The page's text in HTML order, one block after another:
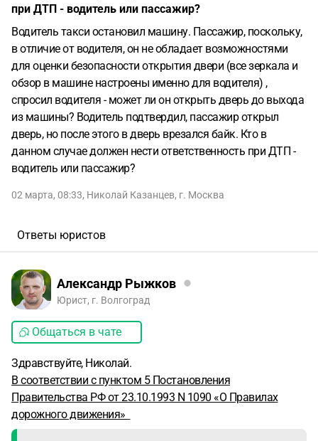
при ДТП - водитель или пассажир?
Водитель такси остановил машину. Пассажир, поскольку,
в отличие от водителя, он не обладает возможностями
для оценки безопасности открытия двери (все зеркала и
обзор в машине настроены именно для водителя) ,
спросил водителя - может ли он открыть дверь до выхода
из машины? Водитель подтвердил, пассажир открыл
дверь, но после этого в дверь врезался байк. Кто в
данном случае должен нести ответственность при ДТП -
водитель или пассажир?
02 марта, 08:33, Николай Казанцев, г. Москва
Ответы юристов
Александр Рыжков
Юрист, г. Волгоград
Общаться в чате
Здравствуйте, Николай.
В соответствии с пунктом 5 Постановления
Правительства РФ от 23.10.1993 N 1090 «О Правилах
дорожного движения»